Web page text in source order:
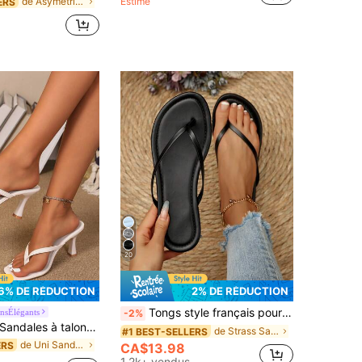
DE RÉDUCTION
talons hauts classiques pour femmes, blocs de couleurs, style de fée d'été, talons aiguilles, sandales à bride entre les orteils, sandales à clip d'orteil, chaussures de mode pour vacances à la plage, bureau, maison, extérieur, design à bout carré, chic & élégant, soirée de rendez-vous
de Uni Sandales à talons pour femmes
20
2% DE RÉDUCTION
-2% Tongs style français pour femmes, nouvelles sandales d'été style fée doux polyvalentes pour la plage et les vacances, semelle souple, convient pour les rendez-vous, les rassemblements, les fêtes, le port décontracté quotidien
#1 BEST-SELLERS de Strass Sandales pour femmes
CA$13.98